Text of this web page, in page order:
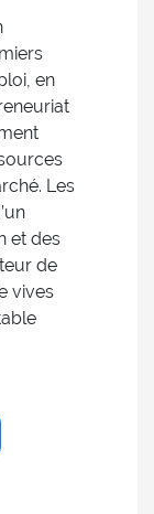
en
Les
et des
de
vives